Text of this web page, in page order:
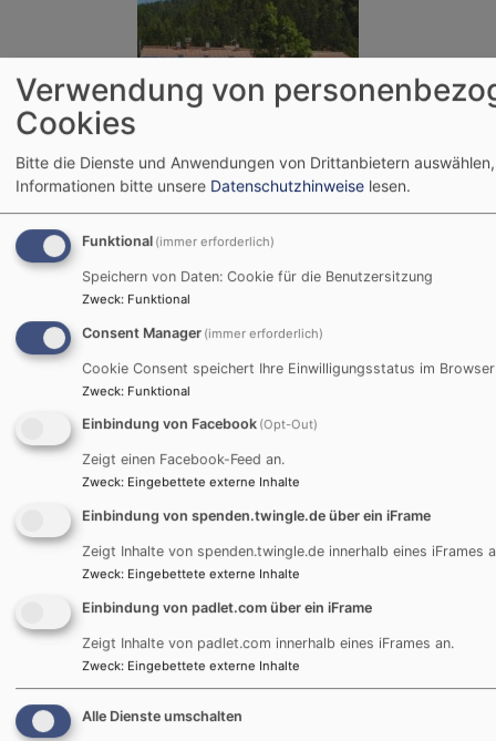
Jugendbildungshaus Wiedhölzlkaser
Reit im Winkl
www.wiedhoelzlkaser.de
Bei Anfragen wenden Sie sich bitte an:
Evang. Jugend im Dekanat Traunstein
83278 Traunstein
Tel. 0861 / 989 67 20
wiedhoelzlkaser@elkb.de
Verwendung von
Cookies
Bitte die Dienste und Anwendungen von Drittanbietern
Informationen bitte unsere Datenschutzhinweise lesen.
Funktional (immer erforderlich)
Speichern von Daten: Cookie für die Benutzersitzung
Zweck: Funktional
Consent Manager (immer erforderlich)
Cookie Consent speichert Ihre Einwilligungsstatus im Browser
Zweck: Funktional
Einbindung von Facebook (Opt-Out)
Zeigt einen Facebook-Feed an.
Zweck: Eingebettete externe Inhalte
Einbindung von spenden.twingle.de über ein iFrame
Zeigt Inhalte von spenden.twingle.de innerhalb eines iFrames
Zweck: Eingebettete externe Inhalte
Einbindung von padlet.com über ein iFrame
Zeigt Inhalte von padlet.com innerhalb eines iFrames an.
Zweck: Eingebettete externe Inhalte
Alle Dienste umschalten